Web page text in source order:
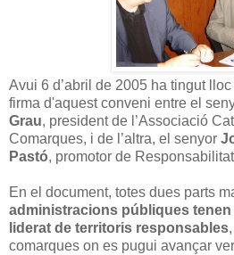
Avui 6 d’abril de 2005 ha tingut
firma d'aquest conveni entre el
Grau, president de l’Associació
Comarques, i de l’altra, el senyor
Pastó, promotor de
En el document, totes dues parts
administracions públiques tenen
liderat de territoris responsables
comarques on es pugui avançar